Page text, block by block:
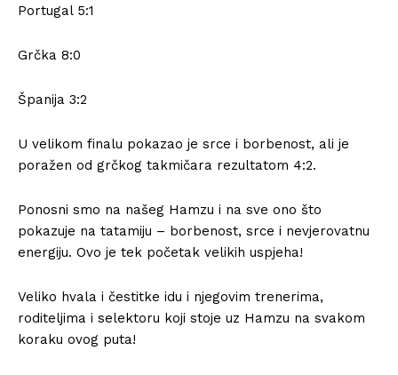
Portugal 5:1
Grčka 8:0
Španija 3:2
U velikom finalu pokazao je srce i borbenost, ali je
poražen od grčkog takmičara rezultatom 4:2.
Ponosni smo na našeg Hamzu i na sve ono što
pokazuje na tatamiju – borbenost, srce i nevjerovatnu
energiju. Ovo je tek početak velikih uspjeha!
Veliko hvala i čestitke idu i njegovim trenerima,
roditeljima i selektoru koji stoje uz Hamzu na svakom
koraku ovog puta!